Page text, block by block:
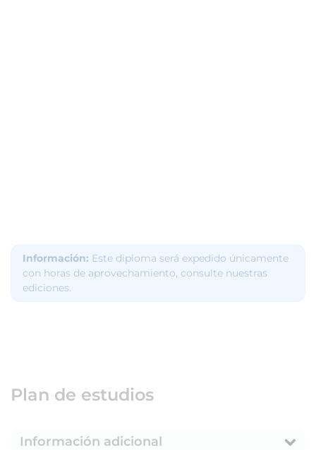
Información: Este diploma será expedido únicamente
con horas de aprovechamiento, consulte nuestras
ediciones.
Plan de estudios
Información adicional